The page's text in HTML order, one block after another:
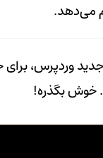
می‌دهد.
وردپرس،
خوش بگذره!